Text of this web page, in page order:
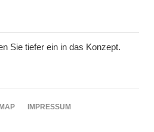
Sie tiefer ein in das Konzept.
IMPRESSUM